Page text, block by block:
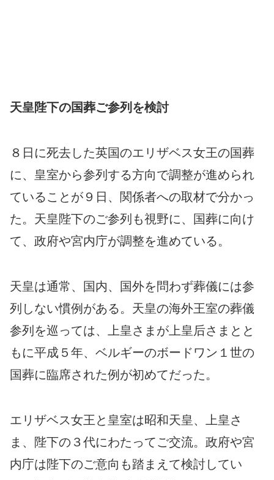
天皇陛下の国葬ご参列を検討
８日に死去した英国のエリザベス女王の国葬
に、皇室から参列する方向で調整が進められ
ていることが９日、関係者への取材で分かっ
た。天皇陛下のご参列も視野に、国葬に向け
て、政府や宮内庁が調整を進めている。
天皇は通常、国内、国外を問わず葬儀には参
列しない慣例がある。天皇の海外王室の葬儀
参列を巡っては、上皇さまが上皇后さまとと
もに平成５年、ベルギーのボードワン１世の
国葬に臨席された例が初めてだった。
エリザベス女王と皇室は昭和天皇、上皇さ
ま、陛下の３代にわたってご交流。政府や宮
内庁は陛下のご意向も踏まえて検討してい